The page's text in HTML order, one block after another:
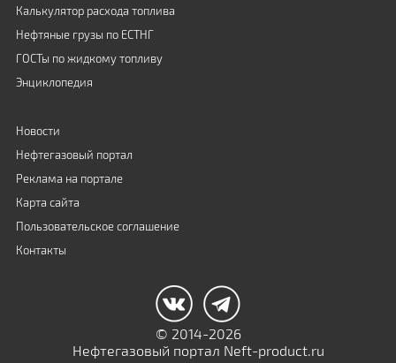
Калькулятор расхода топлива
Нефтяные грузы по ЕСТНГ
ГОСТы по жидкому топливу
Энциклопедия
Новости
Нефтегазовый портал
Реклама на портале
Карта сайта
Пользовательское соглашение
Контакты
© 2014-2026
Нефтегазовый портал Neft-product.ru